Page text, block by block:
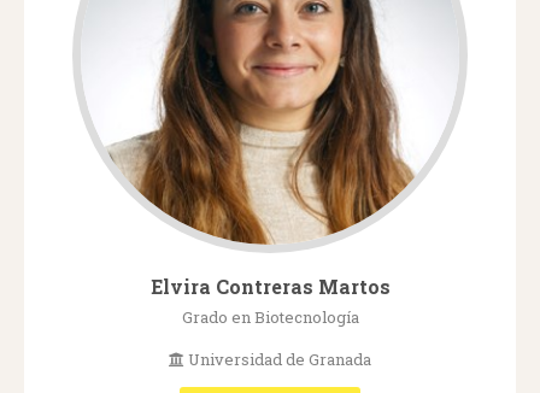
Elvira Contreras Martos
Grado en Biotecnología
Universidad de Granada